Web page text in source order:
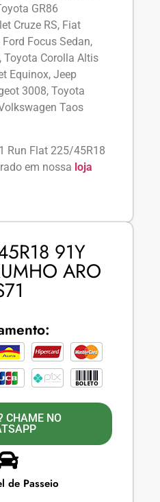
GR86
Cruze RS, Fiat
Focus Sedan,
Toyota Corolla Altis
Equinox, Jeep
3008, Toyota
Taos
Run Flat 225/45R18
em nossa loja
91Y
ARO
CHAME NO
de Passeio